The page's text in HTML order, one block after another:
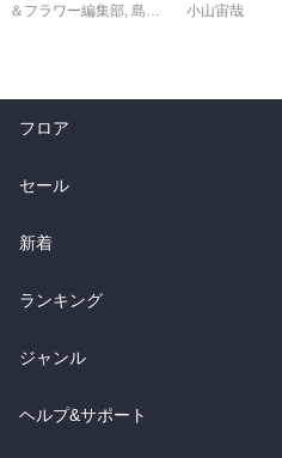
＆フラワー編集部 島袋ユミ , ましい柚茉
小山宙哉
フロア
総合
ラノベ
雑誌・グラビア
BL・TL
セール
総合
ラノベ
雑誌・グラビア
BL・TL
新着
総合
ラノベ
雑誌・グラビア
ランキング
総合
ラノベ
ジャンル
コミック
ヘルプ&サポート